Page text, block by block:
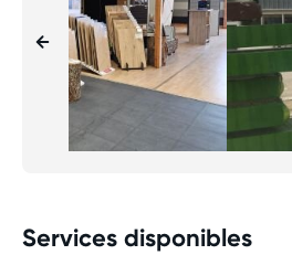
Services disponibles